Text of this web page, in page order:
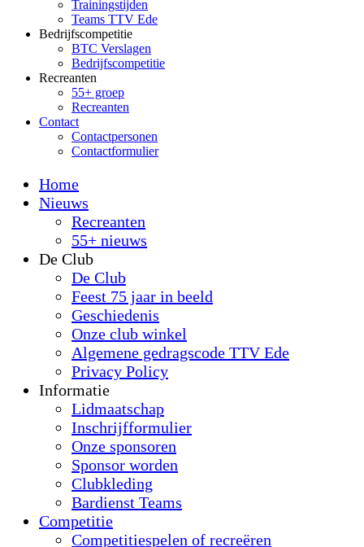
Trainingstijden
Teams TTV Ede
Bedrijfscompetitie
BTC Verslagen
Bedrijfscompetitie
Recreanten
55+ groep
Recreanten
Contact
Contactpersonen
Contactformulier
Home
Nieuws
Recreanten
55+ nieuws
De Club
De Club
Feest 75 jaar in beeld
Geschiedenis
Onze club winkel
Algemene gedragscode TTV Ede
Privacy Policy
Informatie
Lidmaatschap
Inschrijfformulier
Onze sponsoren
Sponsor worden
Clubkleding
Bardienst Teams
Competitie
Competitiespelen of recreëren